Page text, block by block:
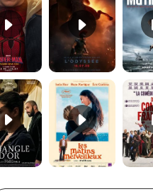
Les Matins merveilleux Bande-annonce VF